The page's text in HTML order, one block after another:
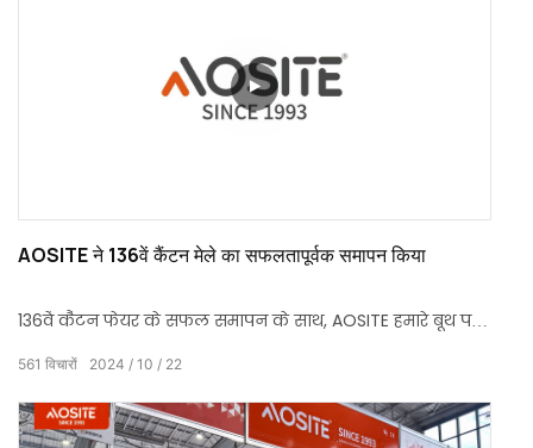
AOSITE ने 136वें कैंटन मेले का सफलतापूर्वक समापन किया
136वें कैंटन फेयर के सफल समापन के साथ, AOSITE हमारे बूथ पर
आए प्रत्येक ग्राहक और मित्र को ईमानदारी से धन्यवाद देना
हमने एक साथ व्यापार की समृद्धि और नवीनता देखी।
2024 10 22
561 विचारों